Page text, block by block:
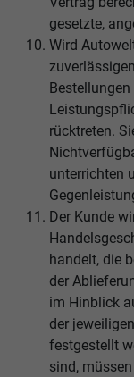
gesetzte,
Wird
rücktreten.
unterrichten
Der Kunde
handelt, die
der
im Hinblick
der
festgestellt
sind,